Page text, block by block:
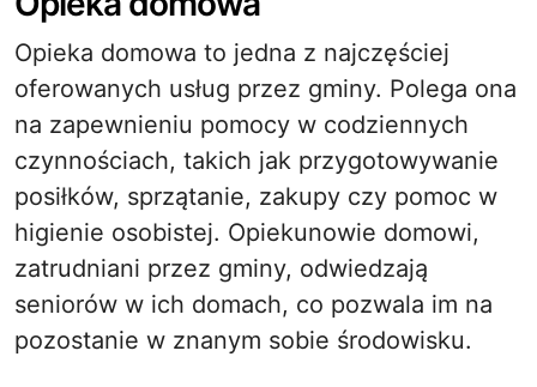
Opieka domowa to jedna z najczęściej
oferowanych usług przez gminy. Polega ona
na zapewnieniu pomocy w codziennych
czynnościach, takich jak przygotowywanie
posiłków, sprzątanie, zakupy czy pomoc w
higienie osobistej. Opiekunowie domowi,
zatrudniani przez gminy, odwiedzają
seniorów w ich domach, co pozwala im na
pozostanie w znanym sobie środowisku.